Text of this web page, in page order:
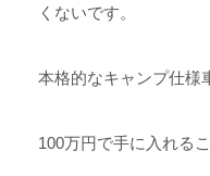
くないです。
本格的なキャンプ仕様
100万円で手に入れる